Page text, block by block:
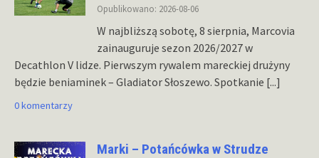
Opublikowano: 2026-08-06
W najbliższą sobotę, 8 sierpnia, Marcovia
zainauguruje sezon 2026/2027 w
Decathlon V lidze. Pierwszym rywalem mareckiej drużyny
będzie beniaminek – Gladiator Słoszewo. Spotkanie [...]
0 komentarzy
Marki – Potańcówka w Strudze